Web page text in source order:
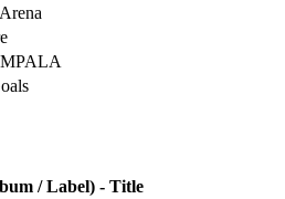
/ Label) - Title